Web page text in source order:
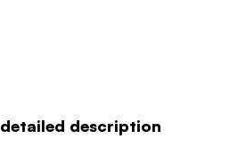
detailed description